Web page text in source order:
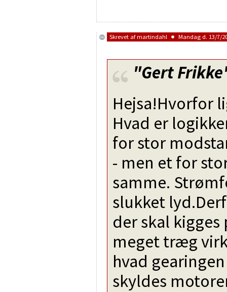
Skrevet afmartindahl Mandag d. 13/7/
"Gert
Hejsa!Hvorfor
Hvad er
for stor
- men et for
samme.
slukket
der skal kigges
meget træg
hvad
skyldes